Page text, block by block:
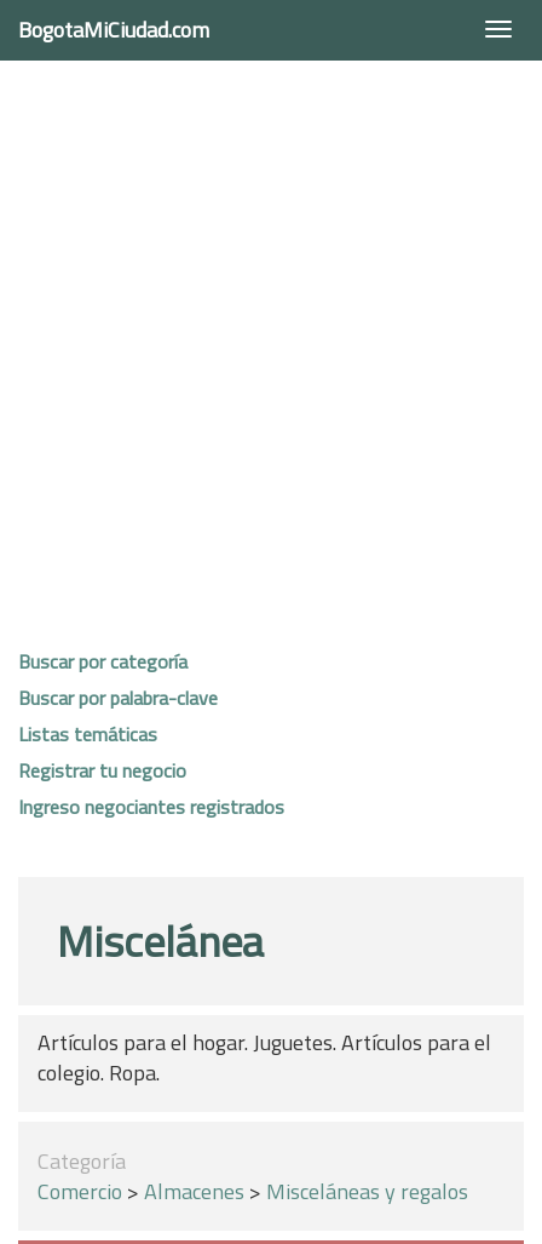
BogotaMiCiudad.com
Buscar por categoría
Buscar por palabra-clave
Listas temáticas
Registrar tu negocio
Ingreso negociantes registrados
Miscelánea
Artículos para el hogar. Juguetes. Artículos para el
colegio. Ropa.
Categoría
Comercio >Almacenes > Misceláneas y regalos